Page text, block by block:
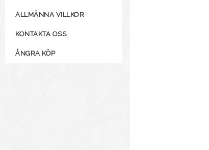
ALLMÄNNA VILLKOR
KONTAKTA OSS
ÅNGRA KÖP